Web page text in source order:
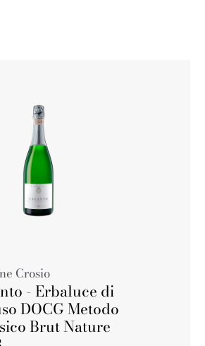
Crosio
- Erbaluce di
DOCG Metodo
Brut Nature